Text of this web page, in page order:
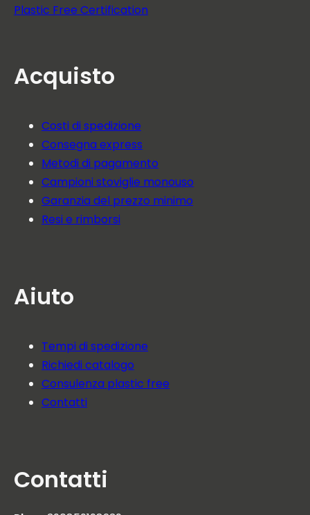
Plastic Free Certification
Acquisto
Costi di spedizione
Consegna express
Metodi di pagamento
Campioni stoviglie monouso
Garanzia del prezzo minimo
Resi e rimborsi
Aiuto
Tempi di spedizione
Richiedi catalogo
Consulenza plastic free
Contatti
Contatti